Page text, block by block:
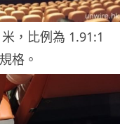
，比例為 1.91:1
格。